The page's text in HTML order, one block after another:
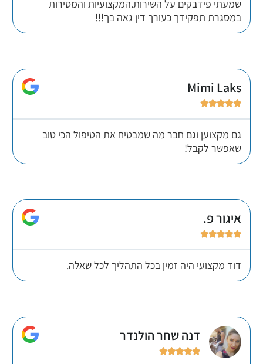
שמעתי פידבקים על השירות.המקצועיות והמסירות
במסגרת תפקידך כעורך דין גאה בך!!!
Mimi Laks





גם מקצוען וגם חבר מה שמבטיח את הטיפול הכי טוב
שאפשר לקבל!
איגור פ.





דוד מקצועי היה זמין בכל התהליך לכל שאלה.
דנה שחר הולנדר




